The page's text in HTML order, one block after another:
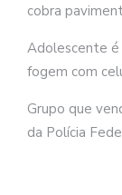
cobra
Adolescente é
fogem com
Grupo que
da Polícia